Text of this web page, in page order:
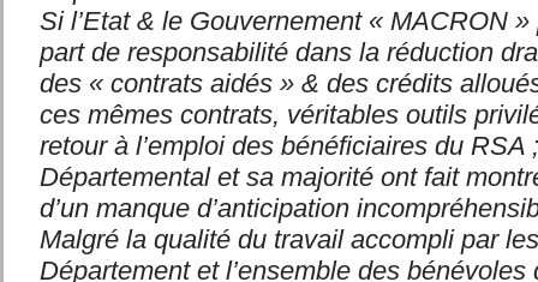
Si l’Etat & le Gouvernement « MACRON
part de responsabilité dans la réduction
des « contrats aidés » & des crédits
ces mêmes contrats, véritables outils
retour à l’emploi des bénéficiaires du RSA
Départemental et sa majorité ont fait
d’un manque d’anticipation
Malgré la qualité du travail accompli par
Département et l’ensemble des